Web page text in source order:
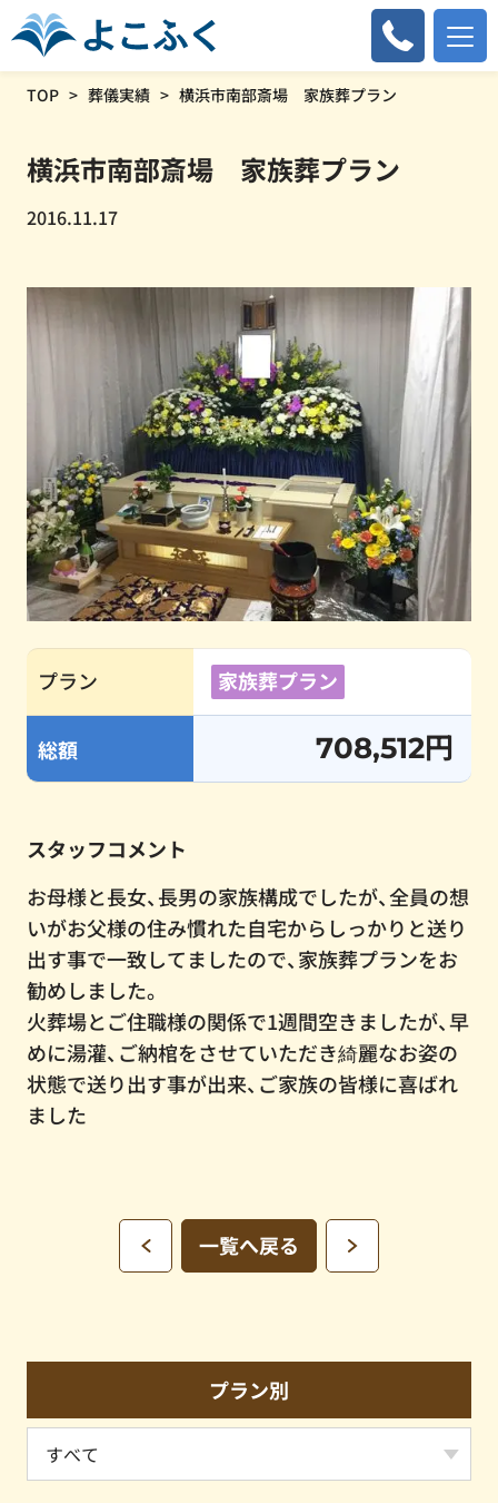
TOP 葬儀実績 横浜市南部斎場 家族葬プラン
横浜市南部斎場 家族葬プラン
2016.11.17
プラン 家族葬プラン
総額 708,512円
スタッフコメント
お母様と長女、長男の家族構成でしたが、全員の想
いがお父様の住み慣れた自宅からしっかりと送り
出す事で一致してましたので、家族葬プランをお
勧めしました。
火葬場とご住職様の関係で1週間空きましたが、早
めに湯灌、ご納棺をさせていただき綺麗なお姿の
状態で送り出す事が出来、ご家族の皆様に喜ばれ
ました
一覧へ戻る
プラン別